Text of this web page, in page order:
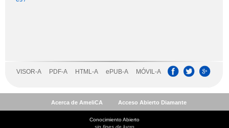
Acerca de AmeliCA Acceso Abierto Diamante
Conocimiento Abierto
sin fines de lucro